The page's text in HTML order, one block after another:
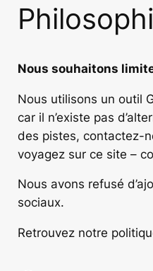
Nous souhaitons
Nous utilisons un outil
car il n’existe pas
des pistes, contactez-
voyagez sur ce site –
Nous avons refusé
sociaux.
Retrouvez notre